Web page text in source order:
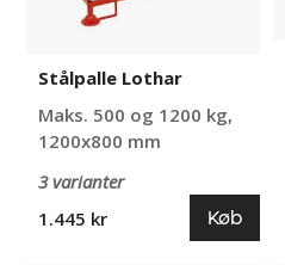
Stålpalle Lothar
Maks. 500 og 1200 kg,
1200x800 mm
3 varianter
1.445 kr
Køb